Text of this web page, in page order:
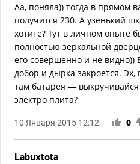
Аа, поняла)) тогда в прямом
получится 230. А узенький
хотите? Тут в личном опыте
полностью зеркальной
его совершенно и не видно))
добор и дырка закроется. Эх,
там батарея — выкручивайся
электро плита?
10 Января 2015 12:12 0
Labuxtota